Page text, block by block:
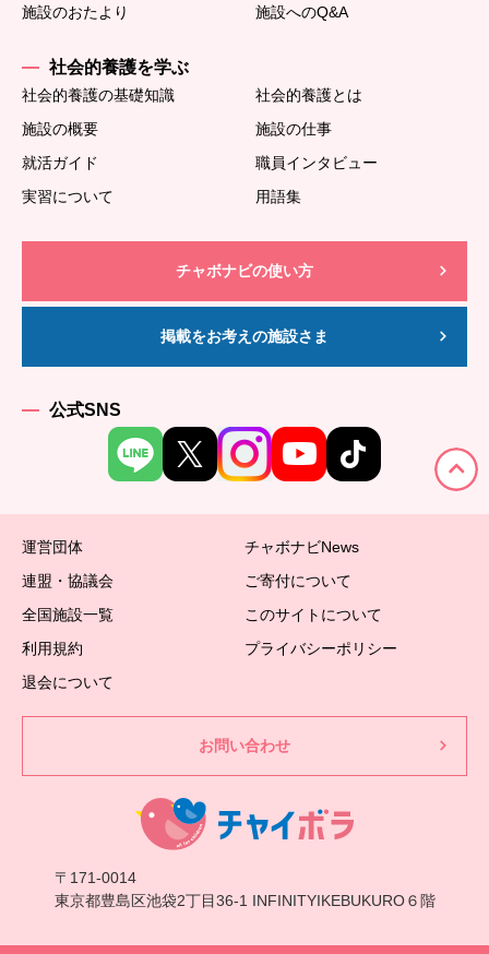
施設のおたより
施設へのQ&A
社会的養護を学ぶ
社会的養護の基礎知識
社会的養護とは
施設の概要
施設の仕事
就活ガイド
職員インタビュー
実習について
用語集
チャボナビの使い方
掲載をお考えの施設さま
公式SNS
運営団体
チャボナビNews
連盟・協議会
ご寄付について
全国施設一覧
このサイトについて
利用規約
プライバシーポリシー
退会について
お問い合わせ
〒171-0014
東京都豊島区池袋2丁目36-1 INFINITYIKEBUKURO６階